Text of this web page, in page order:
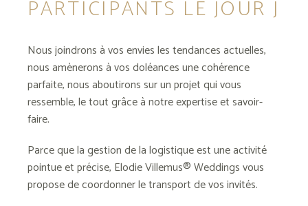
PARTICIPANTS LE JOUR J
Nous joindrons à vos envies les tendances actuelles,
nous amènerons à vos doléances une cohérence
parfaite, nous aboutirons sur un projet qui vous
ressemble, le tout grâce à notre expertise et savoir-
faire.
Parce que la gestion de la logistique est une activité
pointue et précise, Elodie Villemus® Weddings vous
propose de coordonner le transport de vos invités.